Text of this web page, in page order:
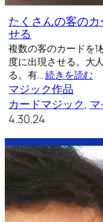
たくさんの客の
せる
複数の客のカードを
度に出現させる。大
る。有…続きを読む
マジック作品
カードマジック,
4.30.24